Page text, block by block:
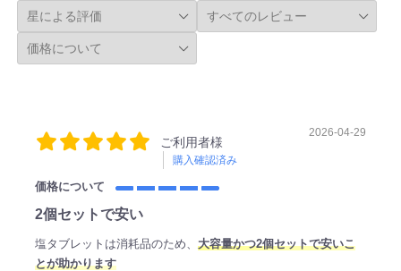
ご利用者様
購入確認済み
2026-04-29
価格について
2個セットで安い
塩タブレットは消耗品のため、 大容量かつ2個セットで安いこ
とが助かります